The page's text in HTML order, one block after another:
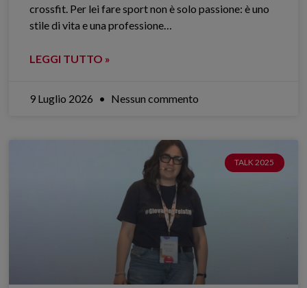
crossfit. Per lei fare sport non è solo passione: è uno
stile di vita e una professione…
LEGGI TUTTO »
9 Luglio 2026 Nessun commento
TALK 2025